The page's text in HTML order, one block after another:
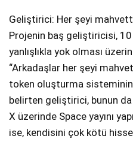
Geliştirici: Her şeyi
Projenin baş geliştiricisi, 10
yanlışlıkla yok olması
“Arkadaşlar her şeyi
token oluşturma sisteminin
belirten geliştirici, bunun da
X üzerinde Space yayını
ise, kendisini çok kötü